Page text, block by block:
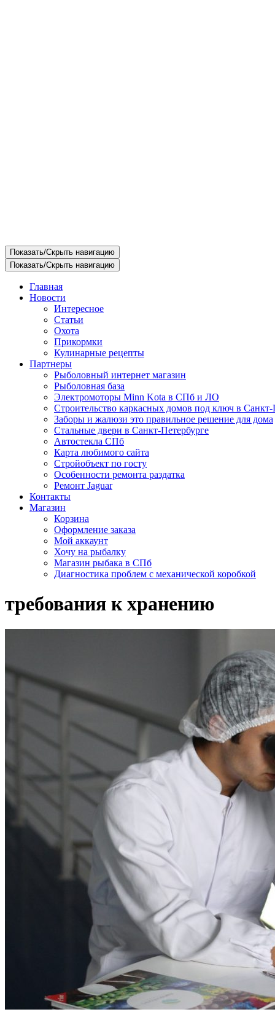
Показать/Скрыть навигацию
Показать/Скрыть навигацию
Главная
Новости
Интересное
Статьи
Охота
Прикормки
Кулинарные рецепты
Партнеры
Рыболовный интернет магазин
Рыболовная база
Электромоторы Minn Kota в СПб и ЛО
Строительство каркасных домов под ключ в Санкт-
Заборы и жалюзи это правильное решение для дома
Стальные двери в Санкт-Петербурге
Автостекла СПб
Карта любимого сайта
Стройобъект по госту
Особенности ремонта раздатка
Ремонт Jaguar
Контакты
Магазин
Корзина
Оформление заказа
Мой аккаунт
Хочу на рыбалку
Магазин рыбака в СПб
Диагностика проблем с механической коробкой
требования к хранению